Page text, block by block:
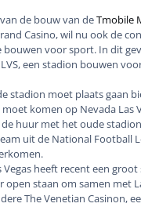
de bouw van deTmobile
Casino, wil nu ook de
bouwen voor sport. In dit
een stadion bouwen
stadion moet plaats gaan
komen op Nevada Las
huur met het oude
uit de National Football
Vegas heeft recent een
staan om samen met
The Venetian Casinon,